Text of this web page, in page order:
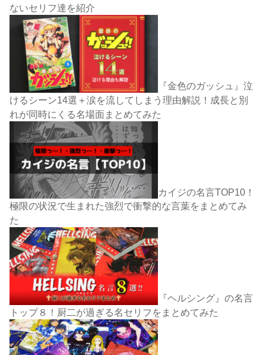
ないセリフ達を紹介
『金色のガッシュ』泣
けるシーン14選＋涙を流してしまう理由解説！成長と別
れが同時にくる名場面まとめてみた
カイジの名言TOP10！
極限の状況で生まれた強烈で衝撃的な言葉をまとめてみ
た
『ヘルシング』の名言
トップ８！厨二が過ぎる名セリフをまとめてみた